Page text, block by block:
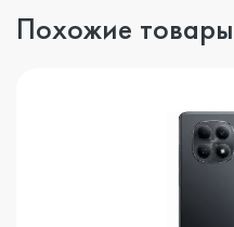
Похожие товары